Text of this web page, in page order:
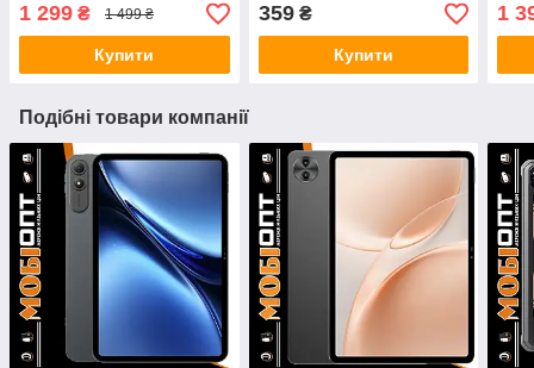
1 299 ₴ 1 499 ₴
Купити
359₴
Купити
1
Подібні товари компанії